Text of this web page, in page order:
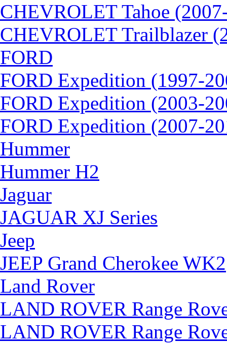
CHEVROLET Tahoe
CHEVROLET Trailblazer
FORD
FORD Expedition (1997-
FORD Expedition (2003-
FORD Expedition (2007-
Hummer
Hummer H2
Jaguar
JAGUAR XJ Series
Jeep
JEEP Grand Cherokee WK2
Land Rover
LAND ROVER Range
LAND ROVER Range